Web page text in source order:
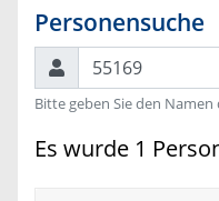
Personensuche
Suchen
Bitte geben Sie den
Es wurde 1